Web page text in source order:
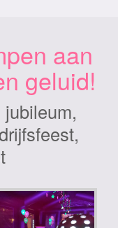
aan
geluid!